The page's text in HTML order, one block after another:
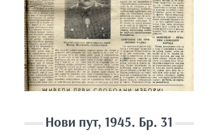
Нови пут, 1945. Бр. 31